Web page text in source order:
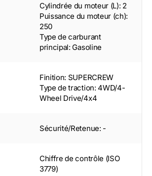
Cylindrée du moteur (L): 2
Puissance du moteur (ch):
250
Type de carburant
principal: Gasoline
Finition: SUPERCREW
Type de traction: 4WD/4-
Wheel Drive/4x4
Sécurité/Retenue: -
Chiffre de contrôle (ISO
3779)